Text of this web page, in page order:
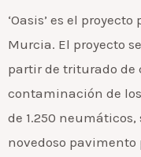
‘Oasis’ es el
Murcia. El proyecto
partir de triturado
contaminación de
de 1.250
novedoso